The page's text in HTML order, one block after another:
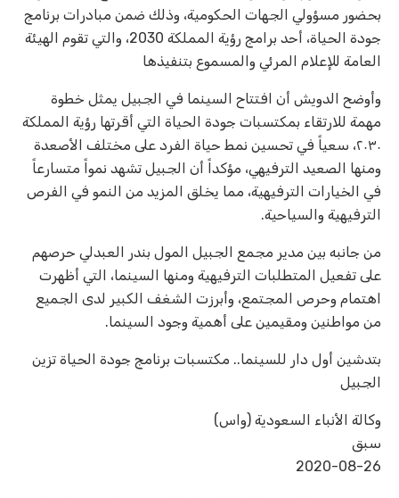
بحضور مسؤولي الجهات الحكومية، وذلك ضمن مبادرات برنامج
جودة الحياة، أحد برامج رؤية المملكة 2030، والتي تقوم الهيئة
العامة للإعلام المرئي والمسموع بتنفيذها
وأوضح الدويش أن افتتاح السينما في الجبيل يمثل خطوة
مهمة للارتقاء بمكتسبات جودة الحياة التي أقرتها رؤية المملكة
٢٠٣٠، سعياً في تحسين نمط حياة الفرد على مختلف الأصعدة
ومنها الصعيد الترفيهي، مؤكداً أن الجبيل تشهد نمواً متسارعاً
في الخيارات الترفيهية، مما يخلق المزيد من النمو في الفرص
الترفيهية والسياحية.
من جانبه بين مدير مجمع الجبيل المول بندر العبدلي حرصهم
على تفعيل المتطلبات الترفيهية ومنها السينما، التي أظهرت
اهتمام وحرص المجتمع، وأبرزت الشغف الكبير لدى الجميع
من مواطنين ومقيمين على أهمية وجود السينما.
بتدشين أول دار للسينما.. مكتسبات برنامج جودة الحياة تزين
الجبيل
وكالة الأنباء السعودية (واس)
سبق
2020-08-26